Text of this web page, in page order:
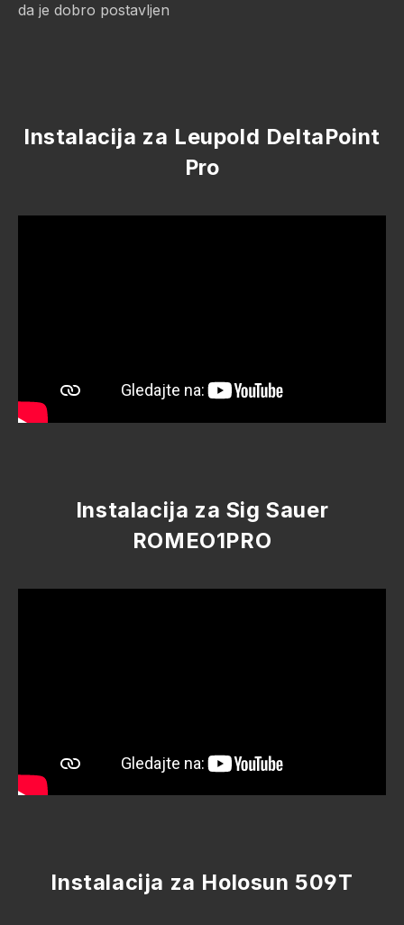
da je dobro postavljen
Instalacija za Leupold DeltaPoint
Pro
Instalacija za Sig Sauer
ROMEO1PRO
Instalacija za Holosun 509T